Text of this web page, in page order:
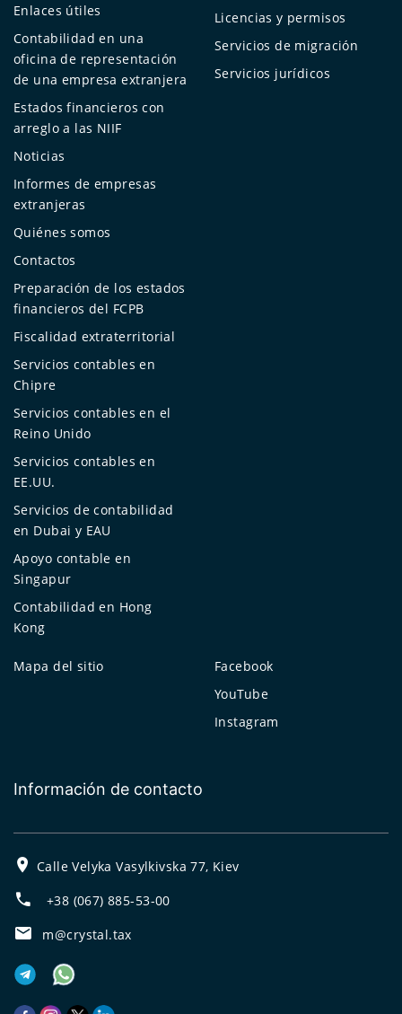
Enlaces útiles
Contabilidad en una
oficina de representación
de una empresa extranjera
Estados financieros con
arreglo a las NIIF
Noticias
Informes de empresas
extranjeras
Quiénes somos
Contactos
Preparación de los estados
financieros del FCPB
Fiscalidad extraterritorial
Servicios contables en
Chipre
Servicios contables en el
Reino Unido
Servicios contables en
EE.UU.
Servicios de contabilidad
en Dubai y EAU
Apoyo contable en
Singapur
Contabilidad en Hong
Kong
Licencias y permisos
Servicios de migración
Servicios jurídicos
Mapa del sitio
Facebook
YouTube
Instagram
Información de contacto
Calle Velyka Vasylkivska 77, Kiev
+38 (067) 885-53-00
m@crystal.tax